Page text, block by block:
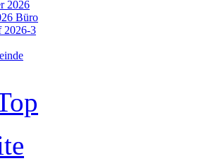
2026
Büro
2026-3